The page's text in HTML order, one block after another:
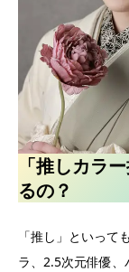
「推しカラ
るの？
「推し」といって
ラ、2.5次元俳優、